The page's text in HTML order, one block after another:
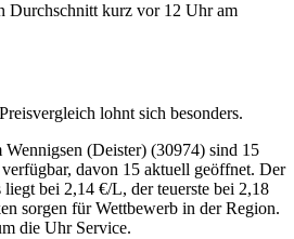
Durchschnitt kurz vor 12 Uhr am
lohnt sich besonders.
(Deister) (30974) sind 15
davon 15 aktuell geöffnet. Der
liegt bei 2,14 €/L, der teuerste bei 2,18
sorgen für Wettbewerb in der Region.
die Uhr Service.